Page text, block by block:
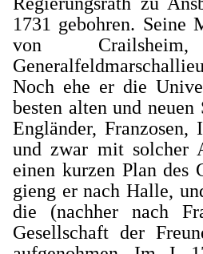
1731 gebohren. Seine
von
Noch ehe er die
besten alten und
Engländer, Franzosen,
und zwar mit solcher
einen kurzen Plan des
gieng er nach Halle,
die (nachher nach
Gesellschaft der